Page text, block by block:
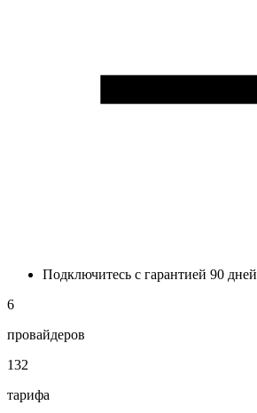
Подключитесь с гарантией 90 дней
6
провайдеров
132
тарифа